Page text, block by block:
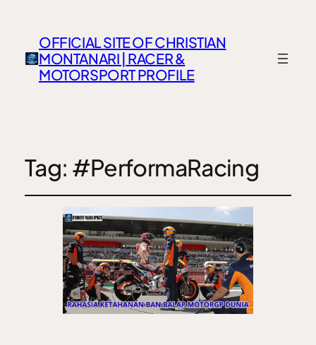
OFFICIAL SITE OF CHRISTIAN
MONTANARI | RACER &
MOTORSPORT PROFILE
Tag: #PerformaRacing